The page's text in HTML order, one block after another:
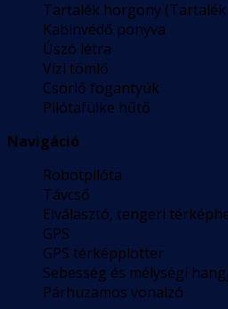
Tartalék horgony
Kabinvédő ponyva
Úszó létra
Vízi tömlő
Csörlő fogantyúk
Pilótafülke hűtő
Navigáció
Robotpilóta
Távcső
Elválasztó, tengeri
GPS
GPS térképplotter
Sebesség és mélységi
Párhuzamos vonalzó